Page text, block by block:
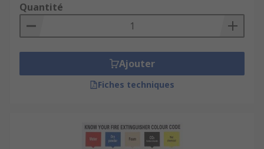
Quantité
Ajouter
Fiches techniques